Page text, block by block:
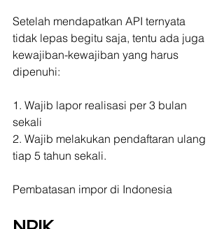
Setelah mendapatkan API ternyata
tidak lepas begitu saja, tentu ada juga
kewajiban-kewajiban yang harus
dipenuhi:
1. Wajib lapor realisasi per 3 bulan
sekali
2. Wajib melakukan pendaftaran ulang
tiap 5 tahun sekali.
Pembatasan impor di Indonesia